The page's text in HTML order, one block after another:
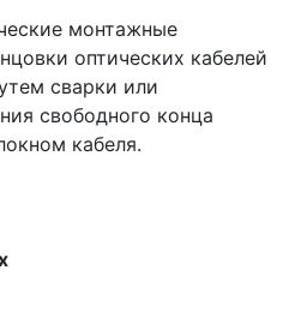
монтажные
оптических кабелей
сварки или
свободного конца
кабеля.